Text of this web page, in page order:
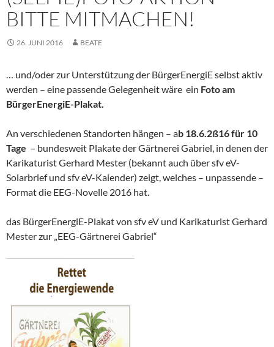
BITTE MITMACHEN!
26. JUNI 2016 BEATE
… und/oder zur Unterstützung der BürgerEnergiE selbst aktiv
werden – eine passende Gelegenheit wäre ein Foto am
BürgerEnergiE-Plakat.
An verschiedenen Standorten hängen – ab 18.6.2ß16 für 10
Tage – bundesweit Plakate der Gärtnerei Gabriel, in denen der
Karikaturist Gerhard Mester (bekannt auch über sfv eV-
Solarbrief und sfv eV-Kalender) zeigt, welches – unpassende –
Format die EEG-Novelle 2016 hat.
das BürgerEnergiE-Plakat von sfv eV und Karikaturist Gerhard
Mester zur „EEG-Gärtnerei Gabriel“